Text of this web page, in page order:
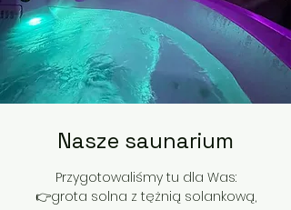
Nasze saunarium
Przygotowaliśmy tu dla Was:
👉grota solna z tężnią solankową,